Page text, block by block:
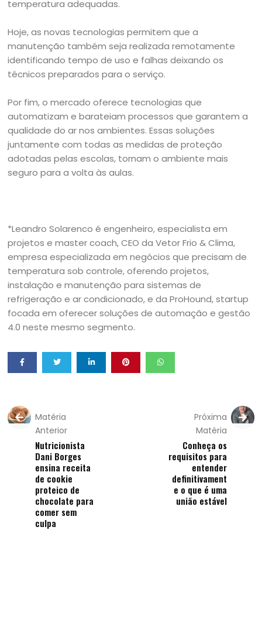
temperatura adequadas.
Hoje, as novas tecnologias permitem que a
manutenção também seja realizada remotamente
identificando tempo de uso e falhas deixando os
técnicos preparados para o serviço.
Por fim, o mercado oferece tecnologias que
automatizam e barateiam processos que garantem a
qualidade do ar nos ambientes. Essas soluções
juntamente com todas as medidas de proteção
adotadas pelas escolas, tornam o ambiente mais
seguro para a volta às aulas.
*Leandro Solarenco é engenheiro, especialista em
projetos e master coach, CEO da Vetor Frio & Clima,
empresa especializada em negócios que precisam de
temperatura sob controle, oferendo projetos,
instalação e manutenção para sistemas de
refrigeração e ar condicionado, e da ProHound, startup
focada em oferecer soluções de automação e gestão
4.0 neste mesmo segmento.
Matéria
Anterior
Nutricionista
Dani Borges
ensina receita
de cookie
proteico de
chocolate para
comer sem
culpa
Próxima
Matéria
Conheça os
requisitos para
entender
definitivament
e o que é uma
união estável